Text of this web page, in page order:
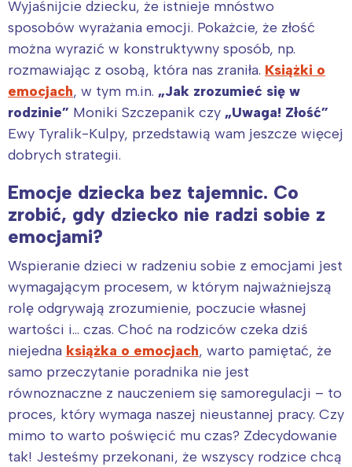
Wyjaśnijcie dziecku, że istnieje mnóstwo
sposobów wyrażania emocji. Pokażcie, że złość
można wyrazić w konstruktywny sposób, np.
rozmawiając z osobą, która nas zraniła. Książki o
emocjach, w tym m.in. „Jak zrozumieć się w
rodzinie” Moniki Szczepanik czy „Uwaga! Złość”
Ewy Tyralik-Kulpy, przedstawią wam jeszcze więcej
dobrych strategii.
Emocje dziecka bez tajemnic. Co
zrobić, gdy dziecko nie radzi sobie z
emocjami?
Wspieranie dzieci w radzeniu sobie z emocjami jest
wymagającym procesem, w którym najważniejszą
rolę odgrywają zrozumienie, poczucie własnej
wartości i… czas. Choć na rodziców czeka dziś
niejedna książka o emocjach, warto pamiętać, że
samo przeczytanie poradnika nie jest
równoznaczne z nauczeniem się samoregulacji – to
proces, który wymaga naszej nieustannej pracy. Czy
mimo to warto poświęcić mu czas? Zdecydowanie
tak! Jesteśmy przekonani, że wszyscy rodzice chcą